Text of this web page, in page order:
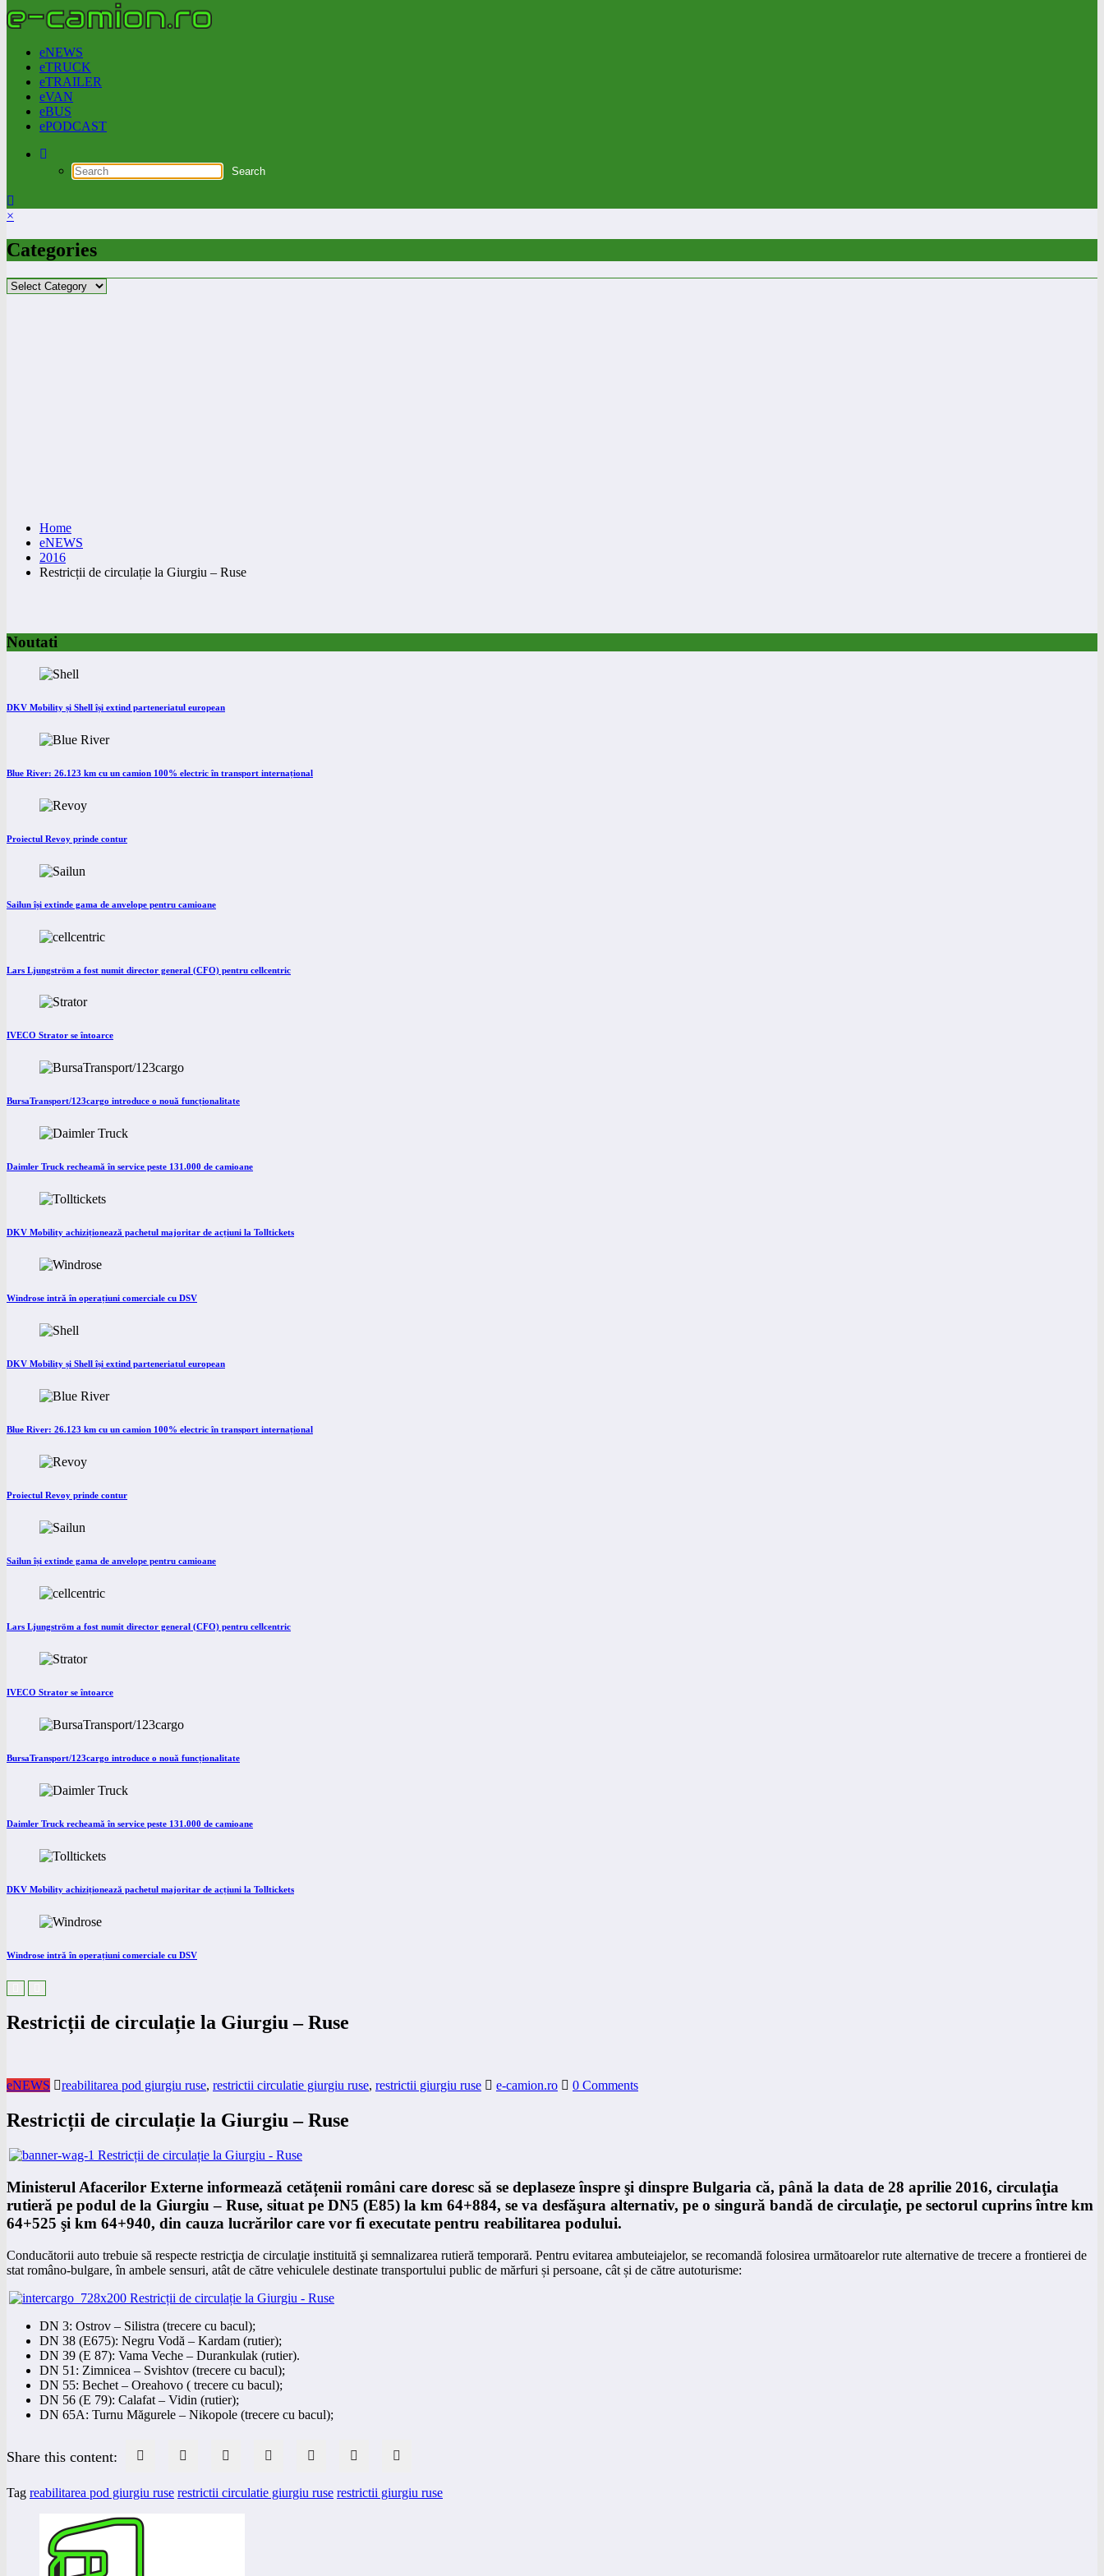
eNEWS
eTRUCK
eTRAILER
eVAN
eBUS
ePODCAST
×
Categories
Categories
Home
eNEWS
2016
Restricții de circulație la Giurgiu – Ruse
Noutati
DKV Mobility și Shell își extind parteneriatul european
Blue River: 26.123 km cu un camion 100% electric în transport internațional
Proiectul Revoy prinde contur
Sailun își extinde gama de anvelope pentru camioane
Lars Ljungström a fost numit director general (CFO) pentru cellcentric
IVECO Strator se întoarce
BursaTransport/123cargo introduce o nouă funcționalitate
Daimler Truck recheamă în service peste 131.000 de camioane
DKV Mobility achiziționează pachetul majoritar de acțiuni la Tolltickets
Windrose intră în operațiuni comerciale cu DSV
DKV Mobility și Shell își extind parteneriatul european
Blue River: 26.123 km cu un camion 100% electric în transport internațional
Proiectul Revoy prinde contur
Sailun își extinde gama de anvelope pentru camioane
Lars Ljungström a fost numit director general (CFO) pentru cellcentric
IVECO Strator se întoarce
BursaTransport/123cargo introduce o nouă funcționalitate
Daimler Truck recheamă în service peste 131.000 de camioane
DKV Mobility achiziționează pachetul majoritar de acțiuni la Tolltickets
Windrose intră în operațiuni comerciale cu DSV
Restricții de circulație la Giurgiu – Ruse
eNEWS reabilitarea pod giurgiu ruse, restrictii circulatie giurgiu ruse, restrictii giurgiu ruse e-camion.ro 0 Comments
Restricții de circulație la Giurgiu – Ruse
Ministerul Afacerilor Externe informează cetățenii români care doresc să se deplaseze înspre şi dinspre Bulgaria că, până la data de 28 aprilie 2016, circulaţia
rutieră pe podul de la Giurgiu – Ruse, situat pe DN5 (E85) la km 64+884, se va desfăşura alternativ, pe o singură bandă de circulaţie, pe sectorul cuprins între km
64+525 şi km 64+940, din cauza lucrărilor care vor fi executate pentru reabilitarea podului.
Conducătorii auto trebuie să respecte restricţia de circulaţie instituită şi semnalizarea rutieră temporară. Pentru evitarea ambuteiajelor, se recomandă folosirea următoarelor rute alternative de trecere a frontierei de
stat româno-bulgare, în ambele sensuri, atât de către vehiculele destinate transportului public de mărfuri și persoane, cât și de către autoturisme:
DN 3: Ostrov – Silistra (trecere cu bacul);
DN 38 (E675): Negru Vodă – Kardam (rutier);
DN 39 (E 87): Vama Veche – Durankulak (rutier).
DN 51: Zimnicea – Svishtov (trecere cu bacul);
DN 55: Bechet – Oreahovo ( trecere cu bacul);
DN 56 (E 79): Calafat – Vidin (rutier);
DN 65A: Turnu Măgurele – Nikopole (trecere cu bacul);
Share this content:
Tag reabilitarea pod giurgiu ruse restrictii circulatie giurgiu ruse restrictii giurgiu ruse